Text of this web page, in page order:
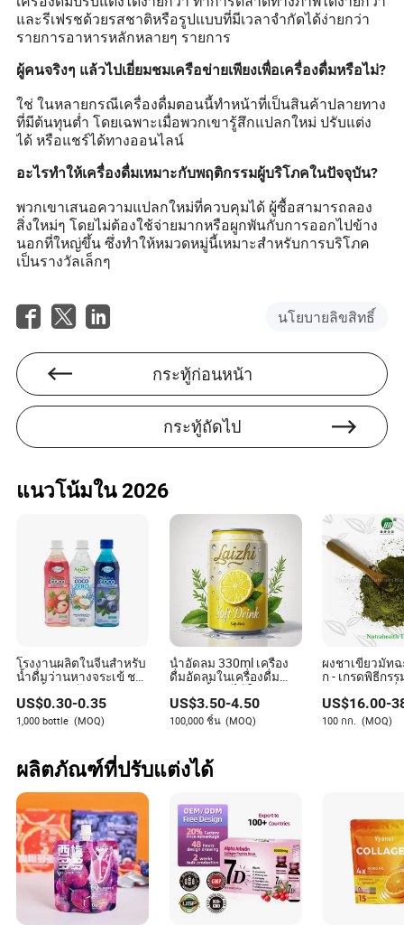
และรีเฟรชด้วยรสชาติหรือรูปแบบที่มีเวลาจำกัดได้ง่ายกว่า
รายการอาหารหลักหลายๆ รายการ
ผู้คนจริงๆ แล้วไปเยี่ยมชมเครือข่ายเพียงเพื่อเครื่องดื่มหรือไม่?
ใช่ ในหลายกรณีเครื่องดื่มตอนนี้ทำหน้าที่เป็นสินค้าปลายทาง
ที่มีต้นทุนต่ำ โดยเฉพาะเมื่อพวกเขารู้สึกแปลกใหม่ ปรับแต่ง
ได้ หรือแชร์ได้ทางออนไลน์
อะไรทำให้เครื่องดื่มเหมาะกับพฤติกรรมผู้บริโภคในปัจจุบัน?
พวกเขาเสนอความแปลกใหม่ที่ควบคุมได้ ผู้ซื้อสามารถลอง
สิ่งใหม่ๆ โดยไม่ต้องใช้จ่ายมากหรือผูกพันกับการออกไปข้าง
นอกที่ใหญ่ขึ้น ซึ่งทำให้หมวดหมู่นี้เหมาะสำหรับการบริโภค
เป็นรางวัลเล็กๆ
นโยบายลิขสิทธิ์
กระทู้ก่อนหน้า
กระทู้ถัดไป
แนวโน้มใน 2026
โรงงานผลิตในจีนสำหรับ
น้ำดื่มว่านหางจระเข้ ชา
และน้ำมะพร้าว
US$0.30-0.35
1,000 bottle (MOQ)
น้ำอัดลม 330ml เครื่อง
ดื่มอัดลมในเครื่องดื่ม
อัดลม น้ำผลไม้ในกระป๋อ
งอลูมิเนียม เครื่องดื่ม
ฟองน้ำอัดลมที่มีน้ำผลไม้
US$3.50-4.50
100,000 ชิ้น (MOQ)
ผงชาเขียวมัท
ก - เกรดพิธีกร
การอบและเค
US$16.00-
100 กก. (MOQ)
ผลิตภัณฑ์ที่ปรับแต่งได้